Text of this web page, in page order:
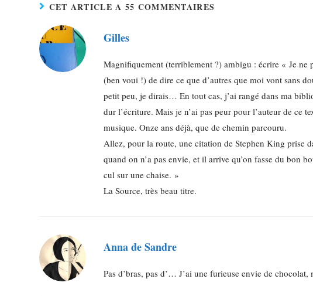
CET ARTICLE A 55 COMMENTAIRES
Gilles
Magnifiquement (terriblement ?) ambigu : écrire « Je ne
(ben voui !) de dire ce que d’autres que moi vont sans
petit peu, je dirais… En tout cas, j’ai rangé dans ma
dur l’écriture. Mais je n’ai pas peur pour l’auteur de ce
musique. Onze ans déjà, que de chemin parcouru.
Allez, pour la route, une citation de Stephen King prise
quand on n’a pas envie, et il arrive qu’on fasse du bon
cul sur une chaise. »
La Source, très beau titre.
Anna de Sandre
Pas d’bras, pas d’… J’ai une furieuse envie de chocolat,